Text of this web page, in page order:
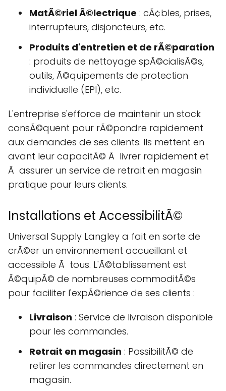
MatÃ©riel Ã©lectrique : cÃ¢bles, prises,
interrupteurs, disjoncteurs, etc.
Produits d'entretien et de rÃ©paration
: produits de nettoyage spÃ©cialisÃ©s,
outils, Ã©quipements de protection
individuelle (EPI), etc.
L'entreprise s'efforce de maintenir un stock
consÃ©quent pour rÃ©pondre rapidement
aux demandes de ses clients. Ils mettent en
avant leur capacitÃ© Ã livrer rapidement et
Ã assurer un service de retrait en magasin
pratique pour leurs clients.
Installations et AccessibilitÃ©
Universal Supply Langley a fait en sorte de
crÃ©er un environnement accueillant et
accessible Ã tous. L'Ã©tablissement est
Ã©quipÃ© de nombreuses commoditÃ©s
pour faciliter l'expÃ©rience de ses clients :
Livraison : Service de livraison disponible
pour les commandes.
Retrait en magasin : PossibilitÃ© de
retirer les commandes directement en
magasin.